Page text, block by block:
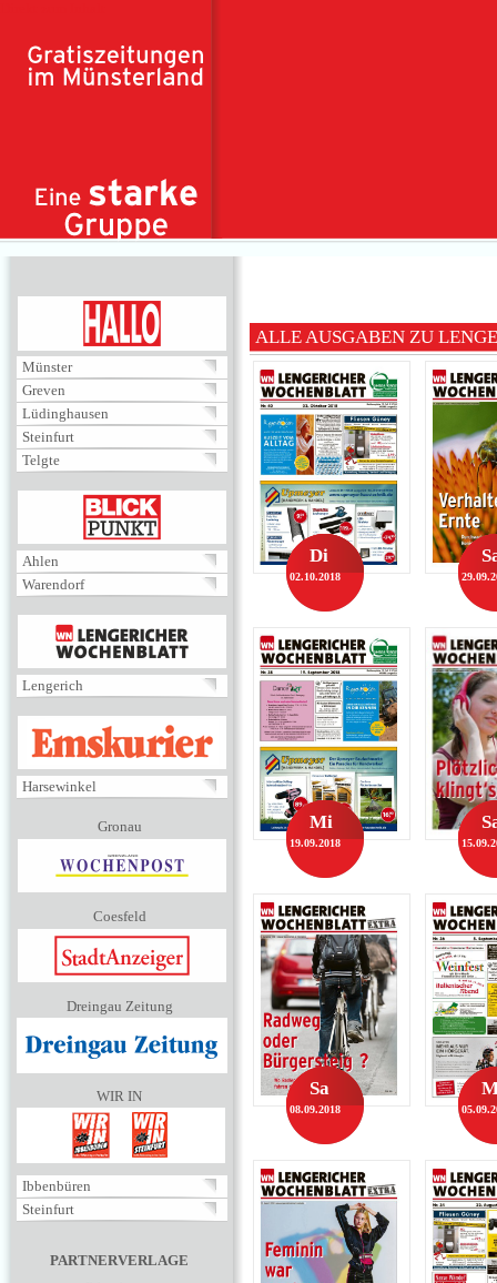
Münster
Greven
Lüdinghausen
Steinfurt
Telgte
BLICKPUNKT
Ahlen
Warendorf
MENÜ
Lengerich
EMSKURIER
Harsewinkel
Gronau
Coesfeld
Dreingau Zeitung
WIR IN
Ibbenbüren
Steinfurt
PARTNERVERLAGE
ALLE AUSGABEN ZU
Di
02.10.2018
Mi
19.09.2018
Sa
08.09.2018